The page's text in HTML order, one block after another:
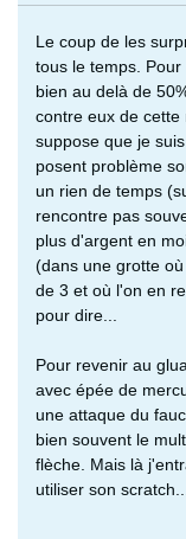
Le coup de les
tous le temps.
bien au delà de
contre eux de
suppose que je
posent problème
un rien de temps
rencontre pas
plus d'argent en
(dans une grotte
de 3 et où l'on en
pour dire...
Pour revenir au
avec épée de
une attaque du
bien souvent le
flèche. Mais là
utiliser son scratch...